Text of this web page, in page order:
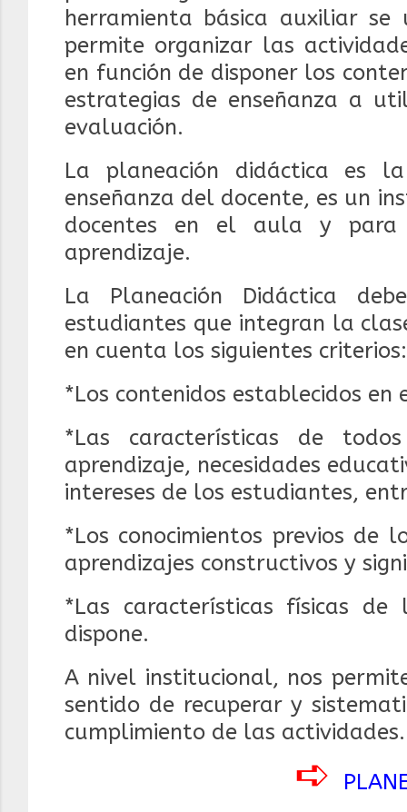
herramienta básica auxiliar
permite organizar las
en función de disponer los
estrategias de enseñanza a
evaluación.
La planeación didáctica es
enseñanza del docente, es un
docentes en el aula y
aprendizaje.
La Planeación Didáctica
estudiantes que integran la
en cuenta los siguientes criterios:
*Los contenidos establecidos
*Las características de
aprendizaje, necesidades
intereses de los estudiantes,
*Los conocimientos previos de
aprendizajes constructivos y
*Las características físicas
dispone.
A nivel institucional, nos
sentido de recuperar y
cumplimiento de las actividades.
➪